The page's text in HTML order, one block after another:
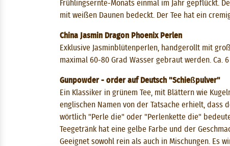
Frühlingsernte-Monats einmal im Jahr gepflückt.
mit weißen Daunen bedeckt. Der Tee hat ein
China Jasmin Dragon Phoenix Perlen
Exklusive Jasminblütenperlen, handgerollt mit
maximal 60-80 Grad Wasser gebraut werden. Ca.
Gunpowder - order auf Deutsch "Schießpulver"
Ein Klassiker in grünem Tee, mit Blättern wie
englischen Namen von der Tatsache erhielt, dass
wörtlich "Perle die" oder "Perlenkette die"
Teegetränk hat eine gelbe Farbe und der
Geeignet sowohl rein als auch in Mischungen. Es